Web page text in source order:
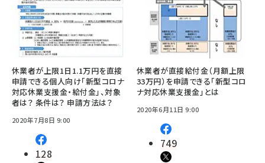
休業者が上限1日1.1万円を直接
申請できる個人向け「新型コロナ
対応休業支援金・給付金」、対象
者は？ 条件は？ 申請方法は？
2020年7月8日 9:00
128
休業者が直接給付金（月額上限
33万円）を申請できる「新型コロ
ナ対応休業支援金」とは
2020年6月11日 9:00
749